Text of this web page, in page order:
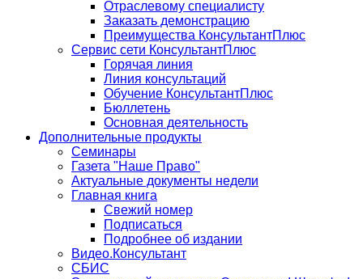
Отраслевому специалисту
Заказать демонстрацию
Преимущества КонсультантПлюс
Сервис сети КонсультантПлюс
Горячая линия
Линия консультаций
Обучение КонсультантПлюс
Бюллетень
Основная деятельность
Дополнительные продукты
Семинары
Газета "Наше Право"
Актуальные документы недели
Главная книга
Свежий номер
Подписаться
Подробнее об издании
Видео.Консультант
СБИС